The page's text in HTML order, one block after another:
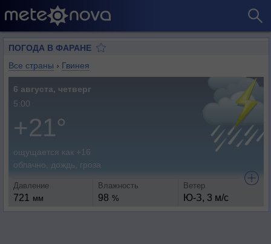
ПОГОДА В ФАРАНЕ
Все страны › Гвинея
6 августа, четверг
5:00
+21°
ощущается как +16
облачно, дождь, гроза
Давление
721 мм
Влажность
98 %
Ветер
Ю-З, 3 м/с